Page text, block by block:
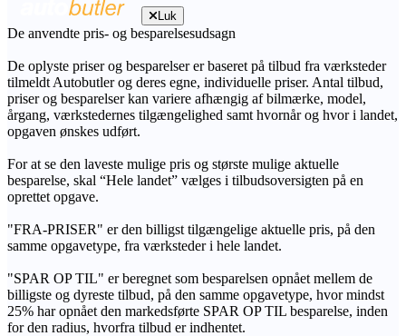
Luk
De anvendte pris- og besparelsesudsagn
De oplyste priser og besparelser er baseret på tilbud fra værksteder
tilmeldt Autobutler og deres egne, individuelle priser. Antal tilbud,
priser og besparelser kan variere afhængig af bilmærke, model,
årgang, værkstedernes tilgængelighed samt hvornår og hvor i landet,
opgaven ønskes udført.
For at se den laveste mulige pris og største mulige aktuelle
besparelse, skal “Hele landet” vælges i tilbudsoversigten på en
oprettet opgave.
"FRA-PRISER" er den billigst tilgængelige aktuelle pris, på den
samme opgavetype, fra værksteder i hele landet.
"SPAR OP TIL" er beregnet som besparelsen opnået mellem de
billigste og dyreste tilbud, på den samme opgavetype, hvor mindst
25% har opnået den markedsførte SPAR OP TIL besparelse, inden
for den radius, hvorfra tilbud er indhentet.